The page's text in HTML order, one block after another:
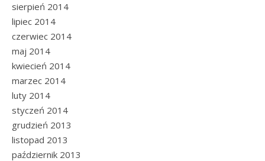
sierpień 2014
lipiec 2014
czerwiec 2014
maj 2014
kwiecień 2014
marzec 2014
luty 2014
styczeń 2014
grudzień 2013
listopad 2013
październik 2013